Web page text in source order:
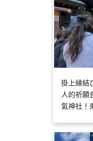
掛上縁結
人的祈願
氣神社！